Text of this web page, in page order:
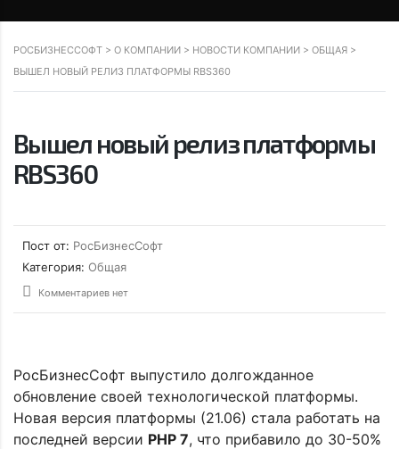
РОСБИЗНЕССОФТ > О КОМПАНИИ > НОВОСТИ КОМПАНИИ > ОБЩАЯ >
ВЫШЕЛ НОВЫЙ РЕЛИЗ ПЛАТФОРМЫ RBS360
Вышел новый релиз платформы
RBS360
Пост от: РосБизнесСофт
Категория: Общая
Комментариев нет
РосБизнесСофт выпустило долгожданное
обновление своей технологической платформы.
Новая версия платформы (21.06) стала работать на
последней версии PHP 7, что прибавило до 30-50%